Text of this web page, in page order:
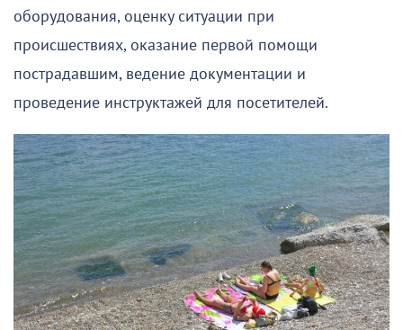
оборудования, оценку ситуации при
происшествиях, оказание первой помощи
пострадавшим, ведение документации и
проведение инструктажей для посетителей.